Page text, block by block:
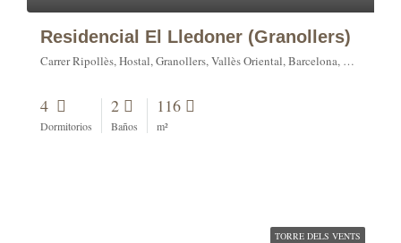
Residencial El Lledoner (Granollers)
Carrer Ripollès, Hostal, Granollers, Vallès Oriental, Barcelona, Catalunya, 08420, España
4
Dormitorios
2
Baños
116
m²
TORRE DELS VENTS